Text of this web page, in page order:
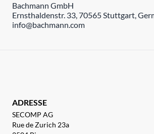
Bachmann GmbH
Ernsthaldenstr. 33, 70565 Stuttgart,
info@bachmann.com
ADRESSE
SECOMP AG
Rue de Zurich 23a